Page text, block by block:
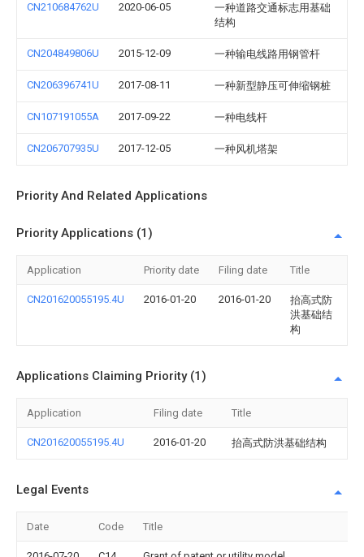
CN210684762U 2020-06-05
一种道路交通标志用基础
结构
CN204849806U 2015-12-09 一种输电线路用钢管杆
CN206396741U 2017-08-11 一种新型静压可伸缩钢桩
CN107191055A 2017-09-22 一种电线杆
CN206707935U 2017-12-05 一种风机塔架
Priority And Related Applications
Priority Applications (1)
Application Priority date Filing date Title
CN201620055195.4U 2016-01-20 2016-01-20
抬高式防
洪基础结
构
Applications Claiming Priority (1)
Application Filing date Title
CN201620055195.4U 2016-01-20 抬高式防洪基础结构
Legal Events
Date Code Title